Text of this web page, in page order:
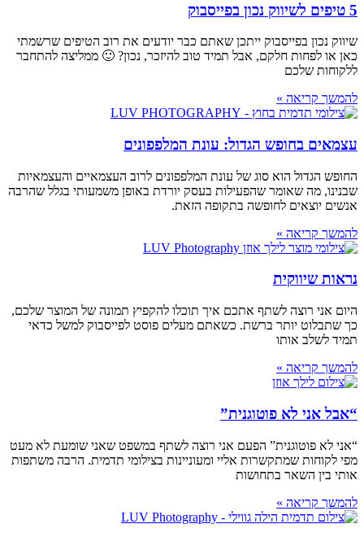
5 טיפים לשיווק נכון בפייסבוק
שיווק נכון בפייסבוק ייתכן שאתם כבר יודעים את רוב הטיפים שרשמתי
כאן או לפחות חלקם, אבל תמיד טוב להיזכר, נכון? 🙂 ממליצה להתחבר
ללקוחות שלכם
להמשך קריאה »
עצמאים בחופש הגדול: עונת המלפפונים
החופש הגדול הוא סוג של עונת המלפפונים לרוב העצמאיים והעצמאיות
שבנינו, מה שאומר שהפעילות בעסק יורדת באופן משמעותי בגלל שהרבה
אנשים יוצאים לחופשה בתקופה הזאת.
להמשך קריאה »
נראות שיווקית
היום אני רוצה לשתף אתכם איך תוכלו להקפיץ תמונה של המוצר שלכם,
כך שתבלוט יותר ברשת. כשאתם מעלים פוסט לפייסבוק למשל כדאי
תמיד לשלב אותו
להמשך קריאה »
“אבל אני לא פוטוגנית”
“אני לא פוטוגנית” הפעם אני רוצה לשתף במשפט שאני שומעת לא מעט
מפי לקוחות שמתקשרות אליי ומעוניינות בצילומי תדמית. הרבה משתפות
אותי בין השאר בתחושות
להמשך קריאה »